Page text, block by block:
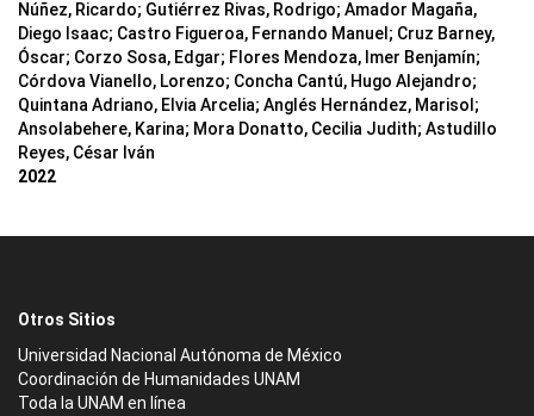
Núñez, Ricardo; Gutiérrez Rivas, Rodrigo; Amador Magaña,
Diego Isaac; Castro Figueroa, Fernando Manuel ; Cruz Barney,
Óscar; Corzo Sosa, Edgar; Flores Mendoza, Imer Benjamín;
Córdova Vianello, Lorenzo; Concha Cantú, Hugo Alejandro;
Quintana Adriano, Elvia Arcelia; Anglés Hernández, Marisol ;
Ansolabehere, Karina; Mora Donatto, Cecilia Judith; Astudillo
Reyes, César Iván
2022
Otros Sitios
Universidad Nacional Autónoma de México
Coordinación de Humanidades UNAM
Toda la UNAM en línea